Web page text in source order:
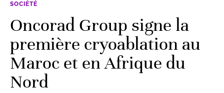
SOCIÉTÉ
Oncorad Group signe la
première cryoablation au
Maroc et en Afrique du
Nord